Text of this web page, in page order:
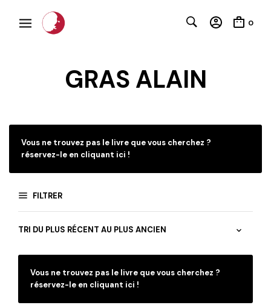
0
GRAS ALAIN
Vous ne trouvez pas le livre que vous cherchez ?
réservez-le en cliquant ici !
FILTRER
Vous ne trouvez pas le livre que vous cherchez ?
réservez-le en cliquant ici !